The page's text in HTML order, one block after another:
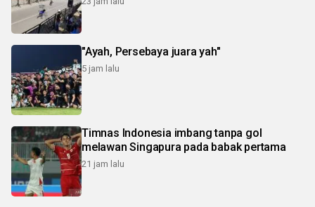
"Ayah, Persebaya juara yah"
5 jam lalu
Timnas Indonesia imbang tanpa gol
melawan Singapura pada babak pertama
21 jam lalu